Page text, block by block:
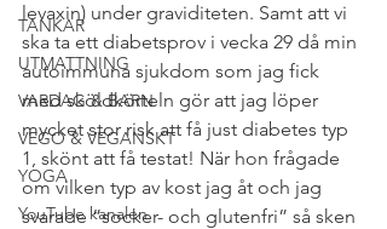
TANKAR
UTMATTNING
VARDAG & BARN
VEGO & VEGANSKT
YOGA
YouTube kanalen
levaxin) under graviditeten. Samt att vi
ska ta ett diabetsprov i vecka 29 då min
autoimmuna sjukdom som jag fick
med sköldkörteln gör att jag löper
mycket stor risk att få just diabetes typ
1, skönt att få testat! När hon frågade
om vilken typ av kost jag åt och jag
svarade ”socker- och glutenfri” så sken